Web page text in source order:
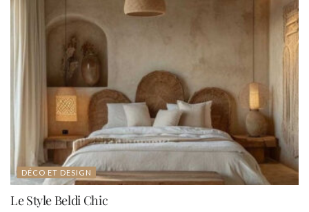
DÉCO ET DESIGN
Le Style Beldi Chic